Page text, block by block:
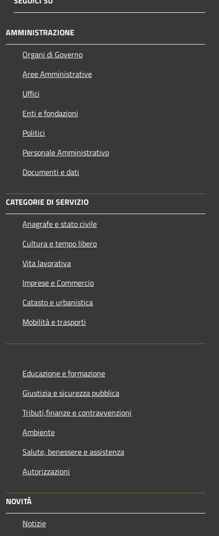
AMMINISTRAZIONE
Organi di Governo
Aree Amministrative
Uffici
Enti e fondazioni
Politici
Personale Amministrativo
Documenti e dati
CATEGORIE DI SERVIZIO
Anagrafe e stato civile
Cultura e tempo libero
Vita lavorativa
Imprese e Commercio
Catasto e urbanistica
Mobilità e trasporti
Educazione e formazione
Giustizia e sicurezza pubblica
Tributi,finanze e contravvenzioni
Ambiente
Salute, benessere e assistenza
Autorizzazioni
NOVITÀ
Notizie